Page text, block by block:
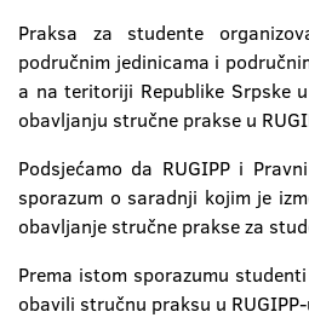
Praksa za studente
područnim jedinicama i
a na teritoriji Republike Srpske
obavljanju stručne prakse u
Podsjećamo da RUGIPP i
sporazum o saradnji kojim je
obavljanje stručne prakse za
Prema istom sporazumu
obavili stručnu praksu u